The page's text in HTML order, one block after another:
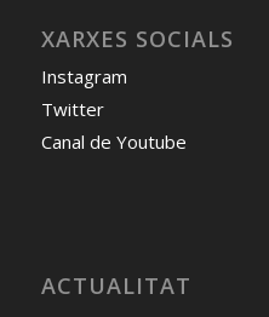
XARXES SOCIALS
Instagram
Twitter
Canal de Youtube
ACTUALITAT